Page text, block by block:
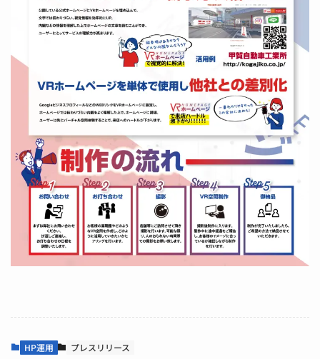
HP運用 プレスリリース